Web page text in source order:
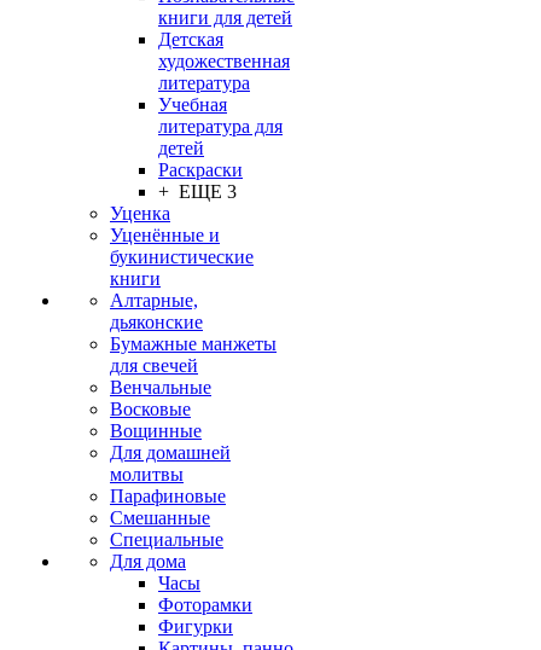
книги для детей
Детская
художественная
литература
Учебная
литература для
детей
Раскраски
+ ЕЩЕ 3
Уценка
Уценённые и
букинистические
книги
Алтарные,
дьяконские
Бумажные манжеты
для свечей
Венчальные
Восковые
Вощинные
Для домашней
молитвы
Парафиновые
Смешанные
Специальные
Для дома
Часы
Фоторамки
Фигурки